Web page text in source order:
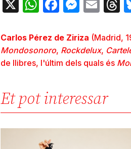
X WhatsApp
Facebook
Carlos Pérez de Ziriza (Madrid,
Mondosonoro, Rockdelux,
de llibres, l'últim dels quals és
Et pot interessar